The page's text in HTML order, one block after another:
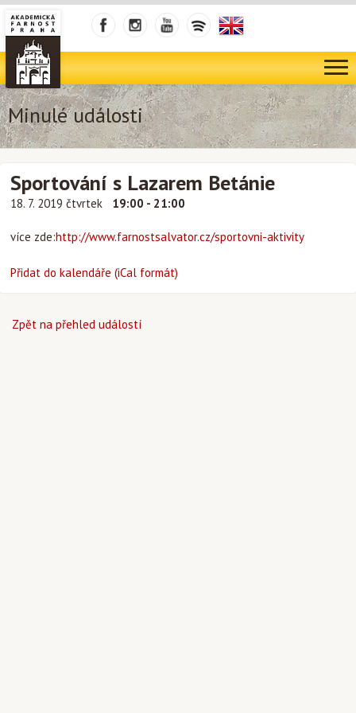
Minulé události
Sportování s Lazarem Betánie
18. 7. 2019 čtvrtek 19:00 - 21:00
více zde:http://www.farnostsalvator.cz/sportovni-aktivity
Přidat do kalendáře (iCal formát)
Zpět na přehled událostí